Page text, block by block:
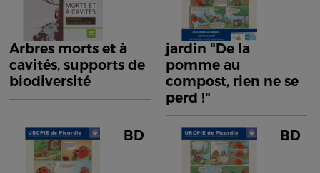
Arbres morts et à
cavités, supports de
biodiversité
jardin "De la
pomme au
compost, rien ne se
perd !"
BD BD